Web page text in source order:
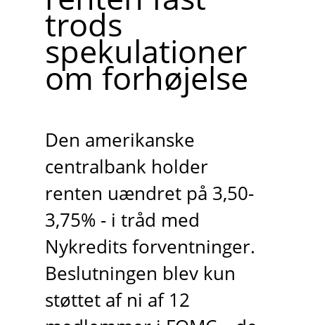
trods
spekulationer
om forhøjelse
Den amerikanske
centralbank holder
renten uændret på 3,50-
3,75% - i tråd med
Nykredits forventninger.
Beslutningen blev kun
støttet af ni af 12